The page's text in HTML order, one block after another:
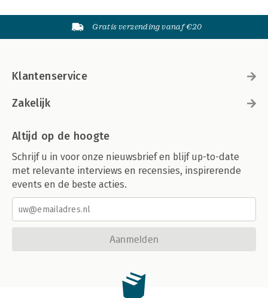
Gratis verzending vanaf €20
Klantenservice
Zakelijk
Altijd op de hoogte
Schrijf u in voor onze nieuwsbrief en blijf up-to-date
met relevante interviews en recensies, inspirerende
events en de beste acties.
Aanmelden